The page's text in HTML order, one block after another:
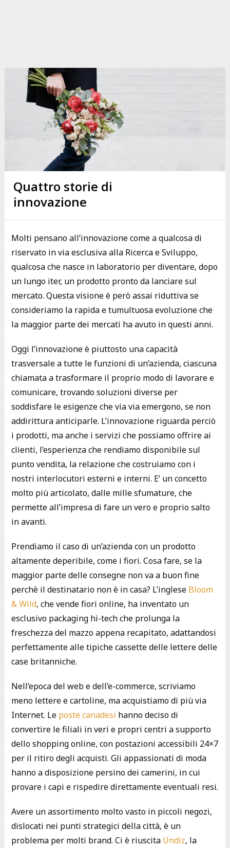
Quattro storie di
innovazione
Molti pensano all’innovazione come a qualcosa di
riservato in via esclusiva alla Ricerca e Sviluppo,
qualcosa che nasce in laboratorio per diventare, dopo
un lungo iter, un prodotto pronto da lanciare sul
mercato. Questa visione è però assai riduttiva se
consideriamo la rapida e tumultuosa evoluzione che
la maggior parte dei mercati ha avuto in questi anni.
Oggi l’innovazione è piuttosto una capacità
trasversale a tutte le funzioni di un’azienda, ciascuna
chiamata a trasformare il proprio modo di lavorare e
comunicare, trovando soluzioni diverse per
soddisfare le esigenze che via via emergono, se non
addirittura anticiparle. L’innovazione riguarda perciò
i prodotti, ma anche i servizi che possiamo offrire ai
clienti, l’esperienza che rendiamo disponibile sul
punto vendita, la relazione che costruiamo con i
nostri interlocutori esterni e interni. E’ un concetto
molto più articolato, dalle mille sfumature, che
permette all’impresa di fare un vero e proprio salto
in avanti.
Prendiamo il caso di un’azienda con un prodotto
altamente deperibile, come i fiori. Cosa fare, se la
maggior parte delle consegne non va a buon fine
perchè il destinatario non è in casa? L’inglese Bloom
& Wild, che vende fiori online, ha inventato un
esclusivo packaging hi-tech che prolunga la
freschezza del mazzo appena recapitato, adattandosi
perfettamente alle tipiche cassette delle lettere delle
case britanniche.
Nell’epoca del web e dell’e-commerce, scriviamo
meno lettere e cartoline, ma acquistiamo di più via
Internet. Le poste canadesi hanno deciso di
convertire le filiali in veri e propri centri a supporto
dello shopping online, con postazioni accessibili 24×7
per il ritiro degli acquisti. Gli appassionati di moda
hanno a disposizione persino dei camerini, in cui
provare i capi e rispedire direttamente eventuali resi.
Avere un assortimento molto vasto in piccoli negozi,
dislocati nei punti strategici della città, è un
problema per molti brand. Ci è riuscita Undiz, la